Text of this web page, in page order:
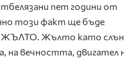
пет години от
този факт ще бъде
в ЖЪЛТО. Жълто като
вечността, двигател